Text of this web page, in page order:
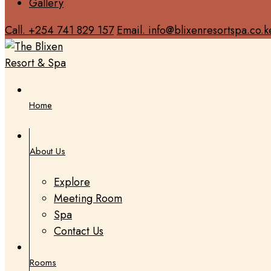
Call. +254 741 829 157 Email.
Home
About Us
Explore
Meeting Room
Spa
Contact Us
Rooms